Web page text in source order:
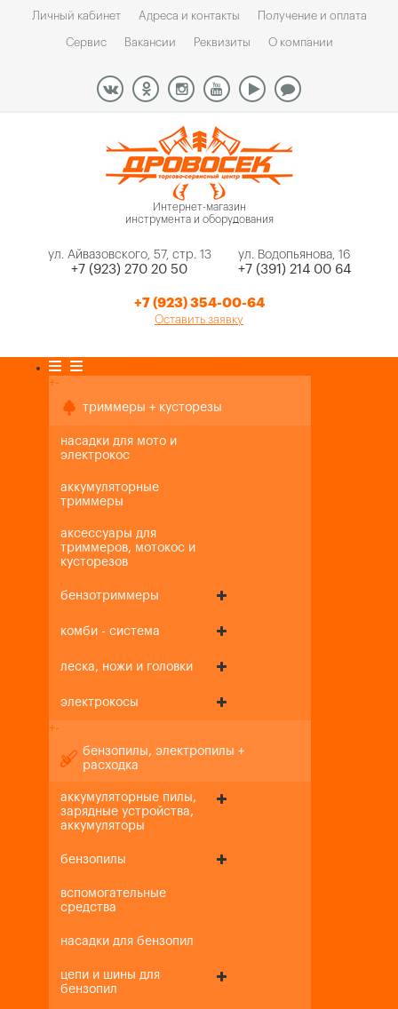
Личный кабинет Адреса и контакты Получение и оплата
Сервис Вакансии Реквизиты О компании
Интернет-магазин
инструмента и оборудования
ул. Айвазовского, 57, стр. 13
+7 (923) 270 20 50
ул. Водопьянова, 16
+7 (391) 214 00 64
+7 (923) 354-00-64
Оставить заявку
+-
триммеры + кусторезы
насадки для мото и
электрокос
аккумуляторные
триммеры
аксессуары для
триммеров, мотокос и
кусторезов
бензотриммеры
комби - система
леска, ножи и головки
электрокосы
+-
бензопилы, электропилы +
расходка
аккумуляторные пилы,
зарядные устройства,
аккумуляторы
бензопилы
вспомогательные
средства
насадки для бензопил
цепи и шины для
бензопил